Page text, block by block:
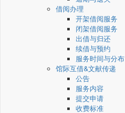
借阅办理
开架借阅服务
闭架借阅服务
出借与归还
续借与预约
服务时间与分布
馆际互借&文献传递
公告
服务内容
提交申请
收费标准